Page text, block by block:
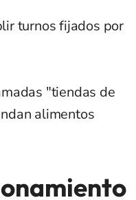
turnos fijados por
"tiendas de
alimentos